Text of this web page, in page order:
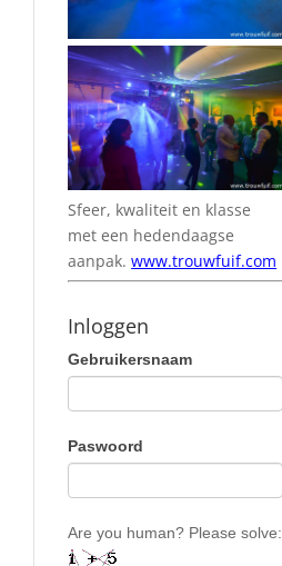
Sfeer, kwaliteit en klasse
met een hedendaagse
aanpak.www.trouwfuif.com
Inloggen
Gebruikersnaam
Paswoord
Are you human? Please solve: